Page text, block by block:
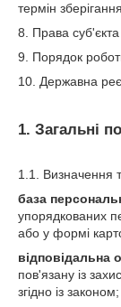
термін
8. Права
9. Порядок
10. Державна
1. Загальні
1.1. Визначення
база
упорядкованих
або у формі
відповідальна
пов'язану із
згідно із законом;